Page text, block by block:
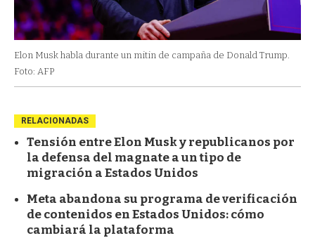
Elon Musk habla durante un mitin de campaña de Donald Trump.
Foto: AFP
RELACIONADAS
Tensión entre Elon Musk y republicanos por
la defensa del magnate a un tipo de
migración a Estados Unidos
Meta abandona su programa de verificación
de contenidos en Estados Unidos: cómo
cambiará la plataforma